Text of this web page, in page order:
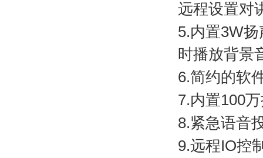
远程设置对
5.内置3W扬
时播放背景
6.简约的软
7.内置100
8.紧急语音
9.远程IO控